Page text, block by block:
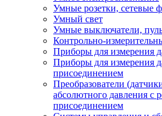
Умные розетки, сетевые
Умный свет
Умные выключатели,
Контрольно-
Приборы для измерения
Приборы для измерения
присоединением
Преобразователи
абсолютного давления с
присоединением